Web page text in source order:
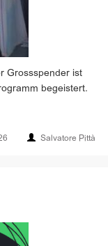
Grossspender ist
begeistert.
Salvatore Pittà